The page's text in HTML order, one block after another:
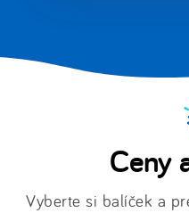
Ceny
Vyberte si balíček a